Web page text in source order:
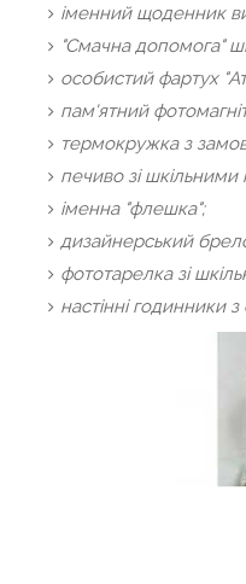
іменний щоденник
"Смачна допомога"
особистий фартух
пам'ятний
термокружка з
печиво зі
іменна "флешка";
дизайнерський
фототарелка зі
настінні годинники